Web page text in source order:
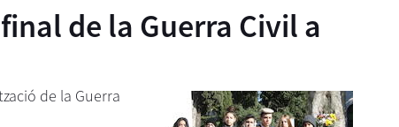
de la Guerra Civil a
de la Guerra